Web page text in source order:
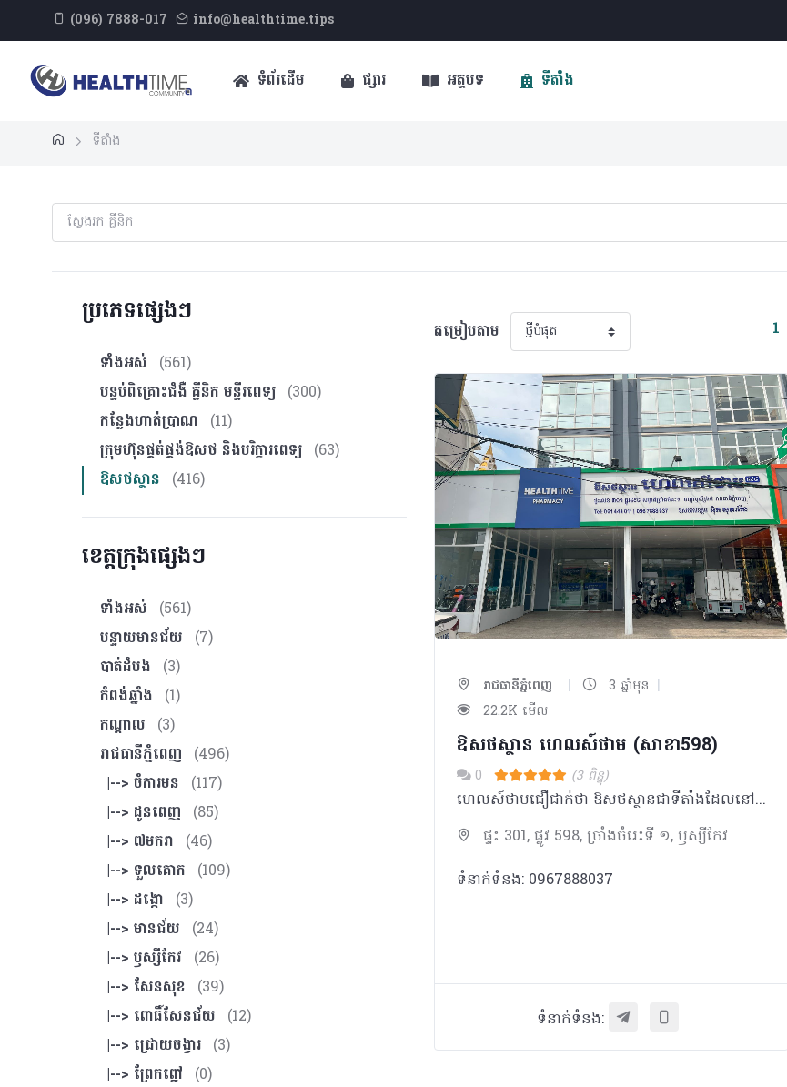
(096) 7888-017 info@healthtime.tips
ទំព័រដើម ផ្សារ អត្ថបទ ទីតាំង
ទីតាំង
ប្រភេទផ្សេងៗ
ទាំងអស់
(561)
បន្ទប់ពិគ្រោះ​ជំងឺ គ្លីនិក មន្ទីរពេទ្យ (300)
កន្លែងហាត់ប្រាណ
(11)
ក្រុមហ៊ុនផ្គត់ផ្គង់ឱសថ និងបរិក្ខារពេទ្យ (63)
ឱសថស្ថាន
(416)
ខេត្តក្រុងផ្សេងៗ
ទាំងអស់
(561)
បន្ទាយមានជ័យ
(7)
បាត់ដំបង
(3)
កំពង់ឆ្នាំង
(1)
កណ្ដាល
(3)
រាជធានីភ្នំពេញ
(496)
|--> ចំការមន
(117)
|--> ដូនពេញ
(85)
|--> ៧មករា
(46)
|--> ទួលគោក
(109)
|--> ដង្កោ
(3)
|--> មានជ័យ
(24)
|--> ឫស្សីកែវ
(26)
|--> សែនសុខ
(39)
|--> ពោធិ៍សែនជ័យ
(12)
|--> ជ្រោយចង្វារ (3)
|--> ព្រែកព្នៅ
(0)
តម្រៀបតាម 1
រាជធានីភ្នំពេញ | 3 ឆ្នាំមុន |
22.2K មើល
ឱសថស្ថាន ហេលស៍ថាម (សាខា598)
0 (3 ពិន្ទុ)
ហេលស៍ថាមជឿជាក់ថា ឱសថស្ថានជាទីតាំងដែលនៅក្បែរប្រជាជនកម្ពុជា ដែលអាចផ្តល់នូវគំរូសេវាកម្ម ផលិតផល ចំណេះដឹង និងការប្រឹក្សាដល់ប្រជាជនគ្រប់ស្រទាប់វណ្ណៈ។ ក្រៅពីមានលក់ឱសថ វីតាមីន និងអាហារបំប៉នដូចឱសថស្ថានផ្សេងៗទៀត ឱសថស្ថាន ហេលស៍ថាម ផ្តោតសំខាន់លើទស្សនវិស័យដូចជា៖ _ ជម្រុញការប្រើប្រាស់ផលិតផលសម្រាប់តាមដានសុខភាពជាប្រចាំ និងផលិតផលដែលធានាសុវត្ថិភាពក្នុងការរស់នៅប្រចាំថ្ងៃ ដើម្បីជាផ្នែកមួយក្នុងការយកចិត្តទុកដាក់ និងការដឹងគុណដល់មនុស្សជុំវិញខ្លួន ជាពិសេសឪពុកម្តាយ យាយតា _ សម្ភារៈការពារសមរម្យក្នុងការធ្វើលំហាត់ប្រាណដោយសុវត្ថិភាព និងផលិតផលសម្រាប់ប្រើប្រាស់ក្រោយមានការថ្លោះគ្រិចផ្សេងៗ ដើម្បីជម្រុញការហាត់ប្រាណ
ផ្ទះ 301, ផ្លូវ 598, ច្រាំងចំរេះទី ១, ឫស្សីកែវ
ទំនាក់ទំនង: 0967888037
ទំនាក់ទំនង: